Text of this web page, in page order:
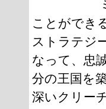
ことができ
ストラテジ
なって、忠
分の王国を
深いクリー